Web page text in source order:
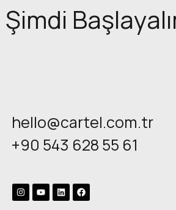
Şimdi
hello@cartel.com.tr
+90 543 628 55 61